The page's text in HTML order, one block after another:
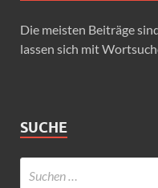
Die meisten Beiträge
lassen sich mit
SUCHE